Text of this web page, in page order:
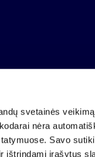
svetainės
nėra
Savo
ištrindami įrašytus
centras
2013